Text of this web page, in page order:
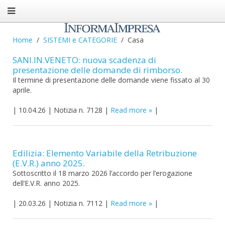
Home SISTEMI e CATEGORIE Casa
SANI.IN.VENETO: nuova scadenza di
presentazione delle domande di rimborso.
Il termine di presentazione delle domande viene fissato al 30
aprile.
| 10.04.26 | Notizia n. 7128 | Read more |
Edilizia: Elemento Variabile della Retribuzione
(E.V.R.) anno 2025.
Sottoscritto il 18 marzo 2026 l’accordo per l’erogazione
dell’E.V.R. anno 2025.
| 20.03.26 | Notizia n. 7112 | Read more |